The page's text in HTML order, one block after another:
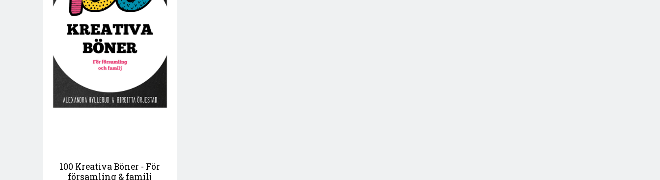
100 Kreativa Böner - För
församling & familj